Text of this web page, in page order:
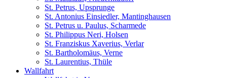
St. Petrus, Upsprunge
St. Antonius Einsiedler, Mantinghausen
St. Petrus u. Paulus, Scharmede
St. Philippus Neri, Holsen
St. Franziskus Xaverius, Verlar
St. Bartholomäus, Verne
St. Laurentius, Thüle
Wallfahrt